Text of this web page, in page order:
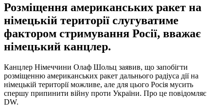
Розміщення американських ракет на
німецькій території слугуватиме
фактором стримування Росії, вважає
німецький канцлер.
Канцлер Німеччини Олаф Шольц заявив, що запобігти
розміщенню американських ракет дальнього радіуса дії на
німецькій території можливе, але для цього Росія мусить
спершу припинити війну проти України. Про це повідомляє
DW.